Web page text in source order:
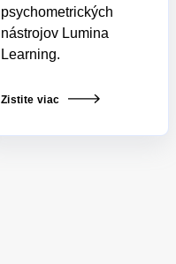
psychometrických
nástrojov Lumina
Learning.
Zistite viac